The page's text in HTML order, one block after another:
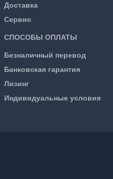
Доставка
Сервис
СПОСОБЫ ОПЛАТЫ
Безналичный перевод
Банковская гарантия
Лизинг
Индивидуальные условия